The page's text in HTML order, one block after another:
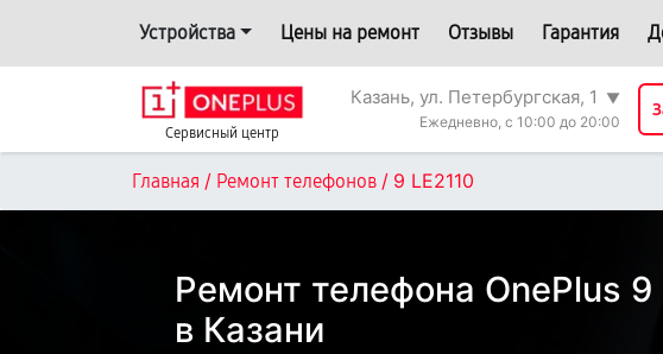
Устройства Цены на ремонт Отзывы Гарантия
Сервисный центр
Казань, ул. Петербургская, 1
▼
Ежедневно, с 10:00 до 20:00
Главная / Ремонт телефонов / 9 LE2110
Ремонт телефона OnePlus 9
в Казани